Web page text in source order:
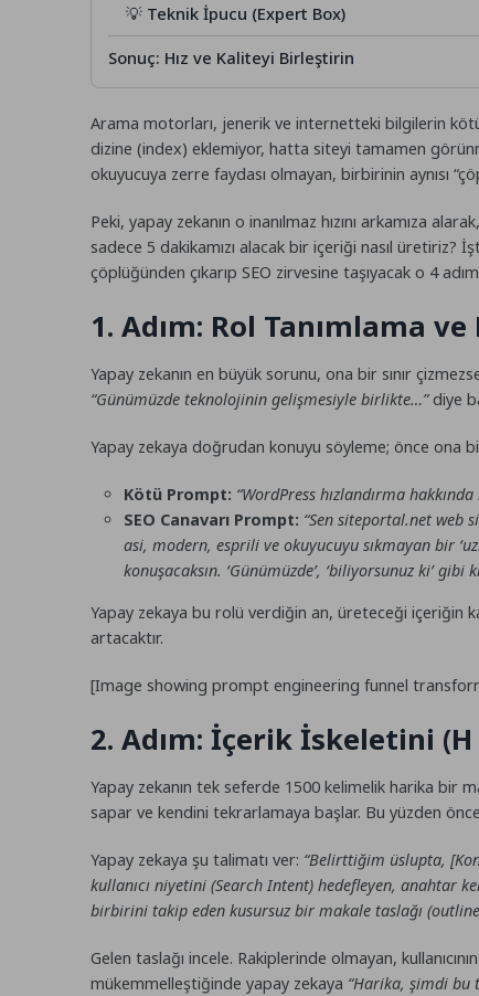
💡 Teknik İpucu (Expert Box)
Sonuç: Hız ve Kaliteyi Birleştirin
Arama motorları, jenerik ve internetteki bilgilerin
dizine (index) eklemiyor, hatta siteyi tamamen
okuyucuya zerre faydası olmayan, birbirinin aynısı
Peki, yapay zekanın o inanılmaz hızını arkamıza
sadece 5 dakikamızı alacak bir içeriği nasıl üretiriz?
çöplüğünden çıkarıp SEO zirvesine taşıyacak o 4
1. Adım: Rol Tanımlama
Yapay zekanın en büyük sorunu, ona bir sınır
“Günümüzde teknolojinin gelişmesiyle birlikte…”diye
Yapay zekaya doğrudan konuyu söyleme; önce ona
Kötü Prompt: “WordPress hızlandırma
SEO Canavarı Prompt: “Sen siteportal.net web
asi, modern, esprili ve okuyucuyu sıkmayan bir
konuşacaksın. ‘Günümüzde’, ‘biliyorsunuz ki’
Yapay zekaya bu rolü verdiğin an, üreteceği içeriğin
artacaktır.
[Image showing prompt engineering funnel
2. Adım: İçerik İskeletini (H
Yapay zekanın tek seferde 1500 kelimelik harika bir
sapar ve kendini tekrarlamaya başlar. Bu yüzden önce
Yapay zekaya şu talimatı ver: “Belirttiğim üslupta,
kullanıcı niyetini (Search Intent) hedefleyen, anahtar
birbirini takip eden kusursuz bir makale taslağı
Gelen taslağı incele. Rakiplerinde olmayan,
mükemmelleştiğinde yapay zekaya “Harika, şimdi bu